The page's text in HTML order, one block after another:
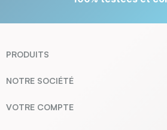
PRODUITS
NOTRE SOCIÉTÉ
VOTRE COMPTE